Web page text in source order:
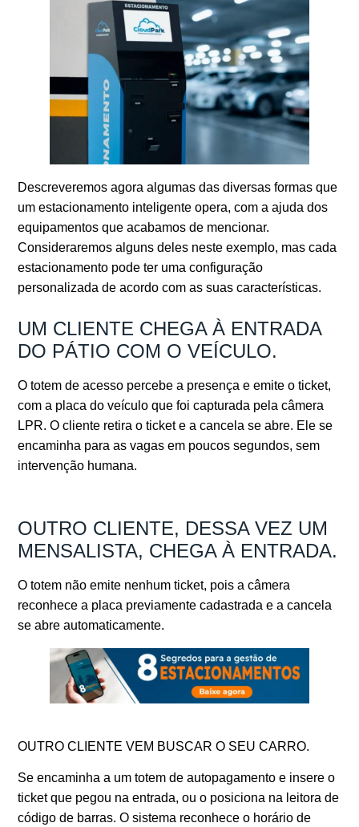
Descreveremos agora algumas das diversas formas que
um estacionamento inteligente opera, com a ajuda dos
equipamentos que acabamos de mencionar.
Consideraremos alguns deles neste exemplo, mas cada
estacionamento pode ter uma configuração
personalizada de acordo com as suas características.
UM CLIENTE CHEGA À ENTRADA
DO PÁTIO COM O VEÍCULO.
O totem de acesso percebe a presença e emite o ticket,
com a placa do veículo que foi capturada pela câmera
LPR. O cliente retira o ticket e a cancela se abre. Ele se
encaminha para as vagas em poucos segundos, sem
intervenção humana.
OUTRO CLIENTE, DESSA VEZ UM
MENSALISTA, CHEGA À ENTRADA.
O totem não emite nenhum ticket, pois a câmera
reconhece a placa previamente cadastrada e a cancela
se abre automaticamente.
OUTRO CLIENTE VEM BUSCAR O SEU CARRO.
Se encaminha a um totem de autopagamento e insere o
ticket que pegou na entrada, ou o posiciona na leitora de
código de barras. O sistema reconhece o horário de